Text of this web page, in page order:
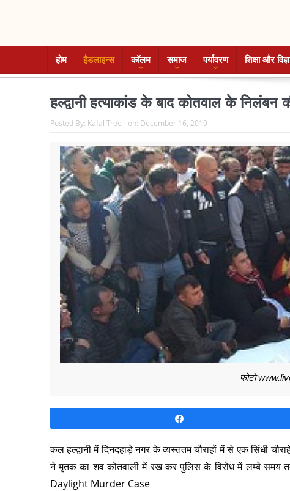
होम हैडलाइन्स कॉलम समाज पर्यावरण शिक्षा और
हल्द्वानी हत्याकांड के बाद कोतवाल के निलंबन
Posted By: Kafal Tree on: December 16, 2019
फोटो
कल हल्द्वानी में दिनदहाड़े नगर के व्यस्ततम चौराहों में से एक सिंधी
ने मृतक का शव कोतवाली में रख कर पुलिस के विरोध में लम्बे
Daylight Murder Case